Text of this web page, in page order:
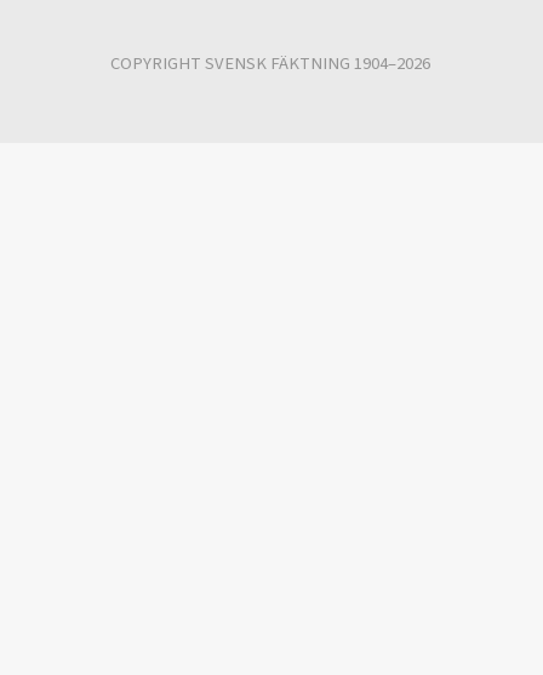
COPYRIGHT SVENSK FÄKTNING 1904–2026